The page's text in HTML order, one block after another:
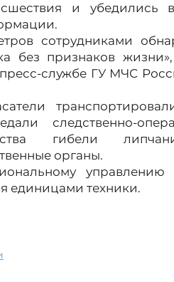
и убедились в
сотрудниками
без признаков
службе ГУ МЧС
следственно-
гибели
органы.
единицами техники.